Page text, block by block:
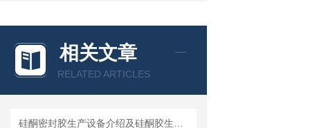
相关文章
RELATED ARTICLES